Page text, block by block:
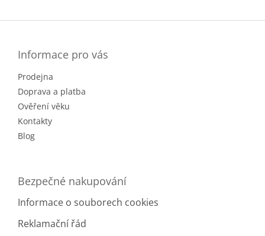
Informace pro vás
Prodejna
Doprava a platba
Ověření věku
Kontakty
Blog
Bezpečné nakupování
Informace o souborech cookies
Reklamační řád